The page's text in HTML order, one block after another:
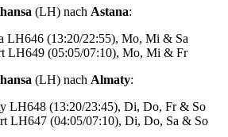
(LH) nach Astana:
LH646 (13:20/22:55), Mo, Mi & Sa
LH649 (05:05/07:10), Mo, Mi & Fr
(LH) nach Almaty:
LH648 (13:20/23:45), Di, Do, Fr & So
LH647 (04:05/07:10), Di, Do, Sa & So